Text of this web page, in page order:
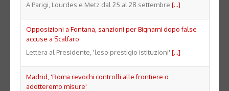
A Parigi, Lourdes e Metz dal 25 al 28 settembre [...]
Opposizioni a Fontana, sanzioni per Bignami dopo false
accuse a Scalfaro
Lettera al Presidente, 'leso prestigio istituzioni' [...]
Madrid, 'Roma revochi controlli alle frontiere o
adotteremo misure'